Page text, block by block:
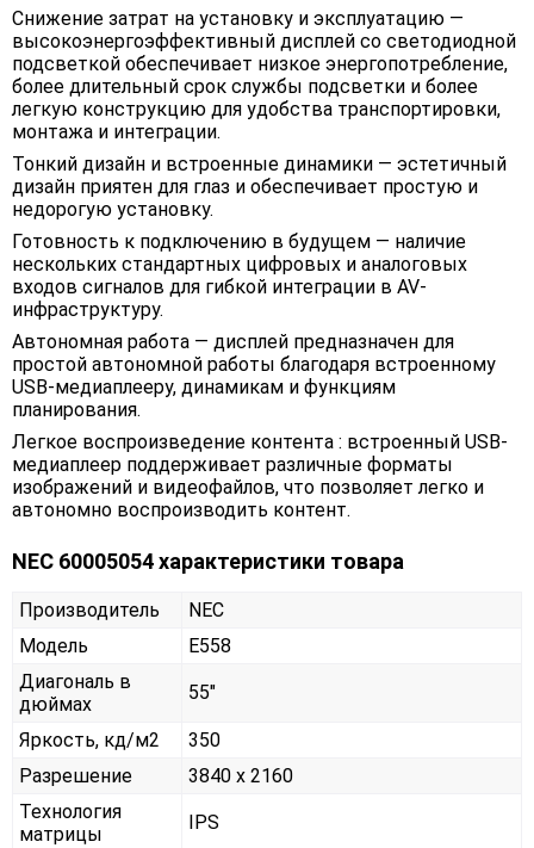
Снижение затрат на установку и эксплуатацию —
высокоэнергоэффективный дисплей со светодиодной
подсветкой обеспечивает низкое энергопотребление,
более длительный срок службы подсветки и более
легкую конструкцию для удобства транспортировки,
монтажа и интеграции.
Тонкий дизайн и встроенные динамики — эстетичный
дизайн приятен для глаз и обеспечивает простую и
недорогую установку.
Готовность к подключению в будущем — наличие
нескольких стандартных цифровых и аналоговых
входов сигналов для гибкой интеграции в AV-
инфраструктуру.
Автономная работа — дисплей предназначен для
простой автономной работы благодаря встроенному
USB-медиаплееру, динамикам и функциям
планирования.
Легкое воспроизведение контента : встроенный USB-
медиаплеер поддерживает различные форматы
изображений и видеофайлов, что позволяет легко и
автономно воспроизводить контент.
NEC 60005054 характеристики товара
Производитель
NEC
Модель
E558
Диагональ в
дюймах
55"
Яркость, кд/м2
350
Разрешение
3840 x 2160
Технология
матрицы
IPS